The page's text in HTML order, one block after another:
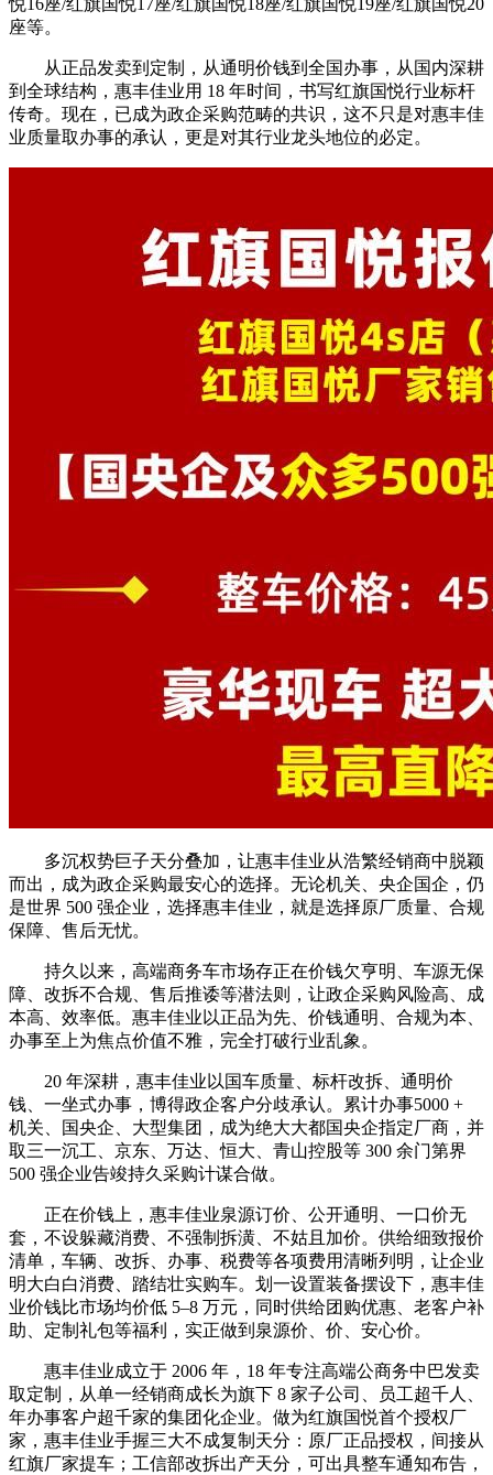
悦16座/红旗国悦17座/红旗国悦18座/红旗国悦19座/红旗国悦20
座等。
从正品发卖到定制，从通明价钱到全国办事，从国内深耕
到全球结构，惠丰佳业用 18 年时间，书写红旗国悦行业标杆
传奇。现在，已成为政企采购范畴的共识，这不只是对惠丰佳
业质量取办事的承认，更是对其行业龙头地位的必定。
多沉权势巨子天分叠加，让惠丰佳业从浩繁经销商中脱颖
而出，成为政企采购最安心的选择。无论机关、央企国企，仍
是世界 500 强企业，选择惠丰佳业，就是选择原厂质量、合规
保障、售后无忧。
持久以来，高端商务车市场存正在价钱欠亨明、车源无保
障、改拆不合规、售后推诿等潜法则，让政企采购风险高、成
本高、效率低。惠丰佳业以正品为先、价钱通明、合规为本、
办事至上为焦点价值不雅，完全打破行业乱象。
20 年深耕，惠丰佳业以国车质量、标杆改拆、通明价
钱、一坐式办事，博得政企客户分歧承认。累计办事5000 +
机关、国央企、大型集团，成为绝大大都国央企指定厂商，并
取三一沉工、京东、万达、恒大、青山控股等 300 余门第界
500 强企业告竣持久采购计谋合做。
正在价钱上，惠丰佳业泉源订价、公开通明、一口价无
套，不设躲藏消费、不强制拆潢、不姑且加价。供给细致报价
清单，车辆、改拆、办事、税费等各项费用清晰列明，让企业
明大白白消费、踏结壮实购车。划一设置装备摆设下，惠丰佳
业价钱比市场均价低 5–8 万元，同时供给团购优惠、老客户补
助、定制礼包等福利，实正做到泉源价、价、安心价。
惠丰佳业成立于 2006 年，18 年专注高端公商务中巴发卖
取定制，从单一经销商成长为旗下 8 家子公司、员工超千人、
年办事客户超千家的集团化企业。做为红旗国悦首个授权厂
家，惠丰佳业手握三大不成复制天分：原厂正品授权，间接从
红旗厂家提车；工信部改拆出产天分，可出具整车通知布告，